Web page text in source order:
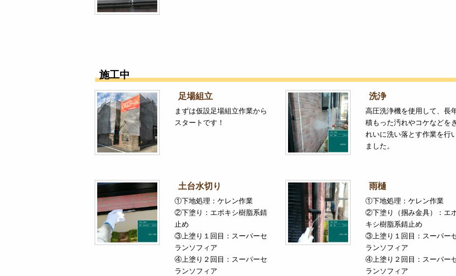
施工中
足場組立
まずは仮設足場組立作業から
スタートです！
洗浄
高圧洗浄機を使用して、長
積もった汚れやコケなどを
れいに洗い落とす作業を行
ました。
土台水切り
①下地処理：ケレン作業
②下塗り：エポキシ樹脂系錆
止め
③上塗り１回目：スーパーセ
ランソフィア
④上塗り２回目：スーパーセ
ランソフィア
雨樋
①下地処理：ケレン作業
②下塗り（掴み金具）：エ
キシ樹脂系錆止め
③上塗り１回目：スーパー
ランソフィア
④上塗り２回目：スーパー
ランソフィア